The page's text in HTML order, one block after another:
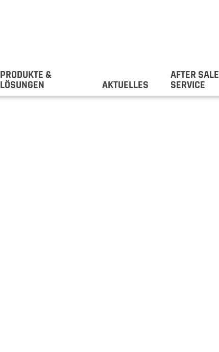
PRODUKTE &
LÖSUNGEN AKTUELLES
AFTER
SERVICE